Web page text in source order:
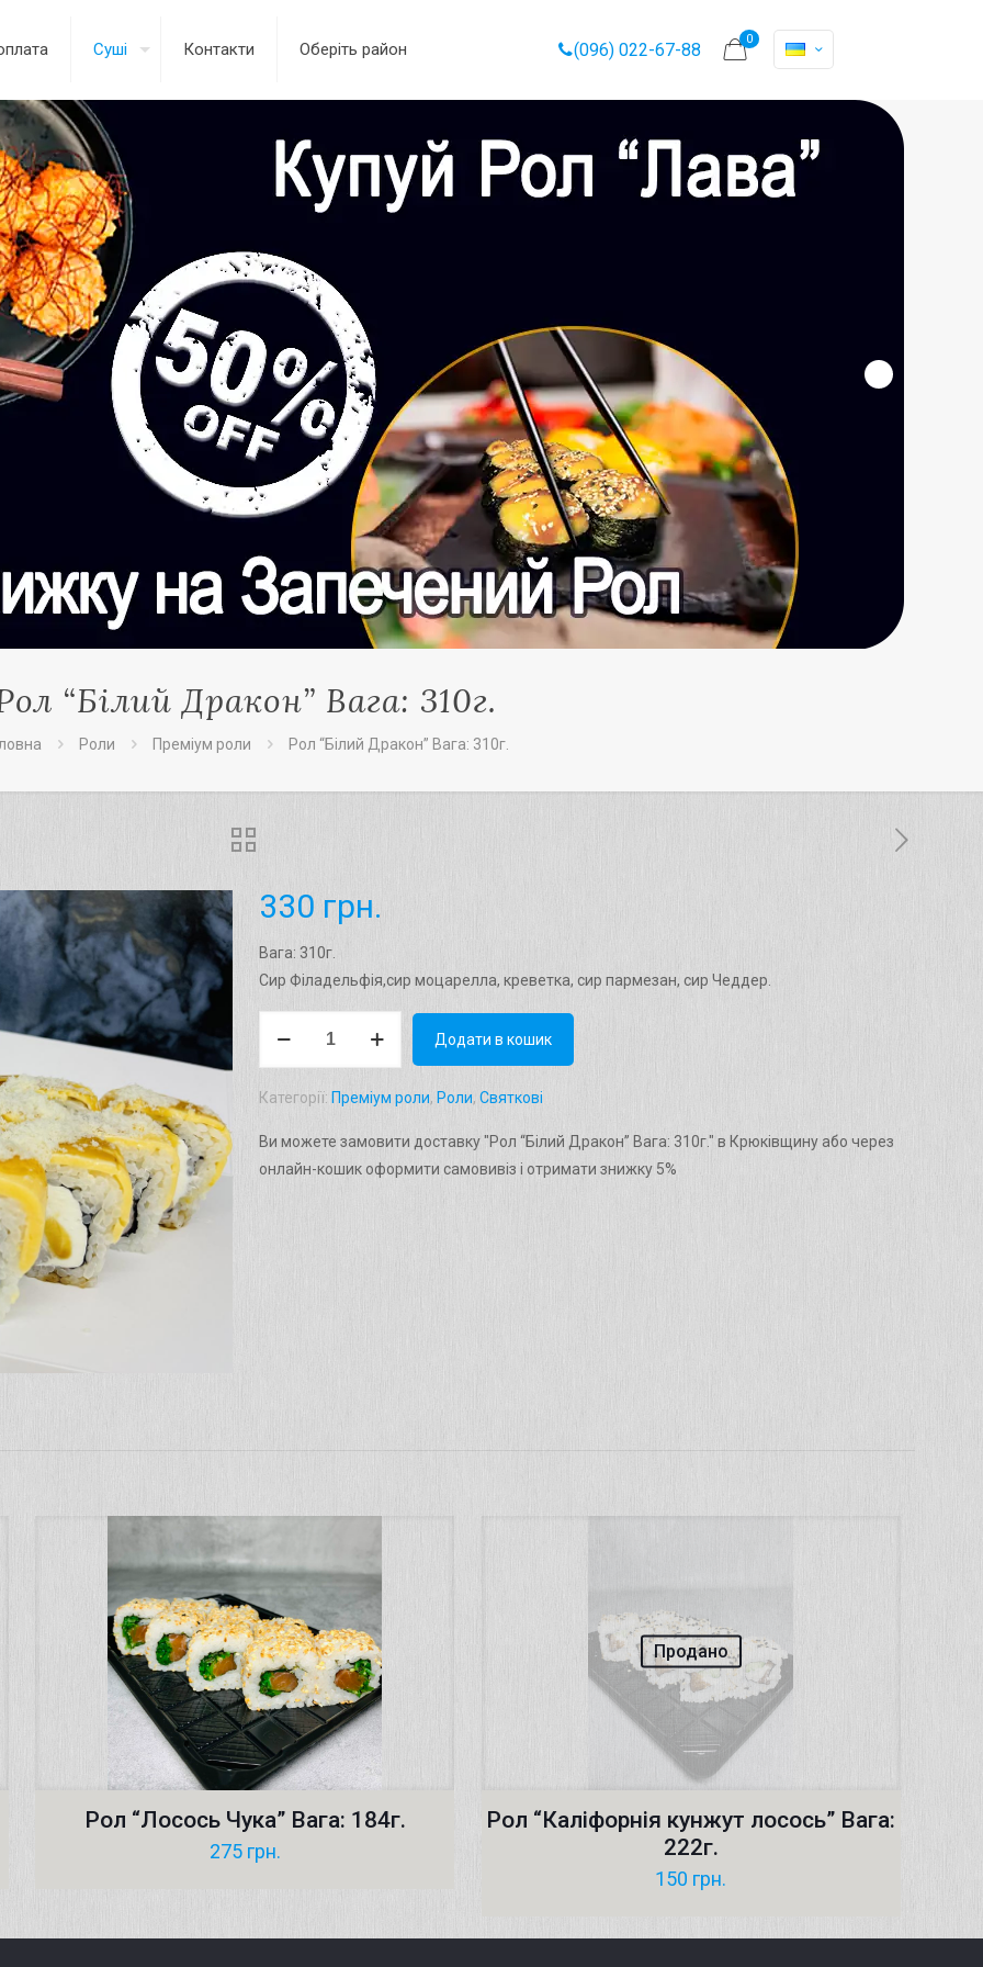
Суші Контакти Оберіть район (096) 022-67-88
0
“Білий Дракон” Вага: 310г.
Роли Преміум роли Рол “Білий Дракон” Вага: 310г.
330 грн.
Вага: 310г.
Cир Філадельфія,сир моцарелла, креветка, сир пармезан, сир Чеддер.
Вага:
310г.
кількість
Додати в кошик
Категорії: Преміум роли, Роли, Святкові
Ви можете замовити доставку "Рол “Білий Дракон” Вага: 310г." в Крюківщину або через
онлайн-кошик оформити самовивіз і отримати знижку 5%
Рол “Лосось Чука” Вага: 184г.
275 грн.
Продано
Рол “Каліфорнія кунжут лосось” Вага:
222г.
150 грн.